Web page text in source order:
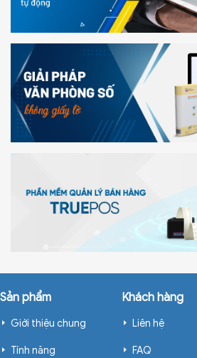
Sản phẩm
Giới thiệu chung
Tính năng
Khách hàng
Liên hệ
FAQ